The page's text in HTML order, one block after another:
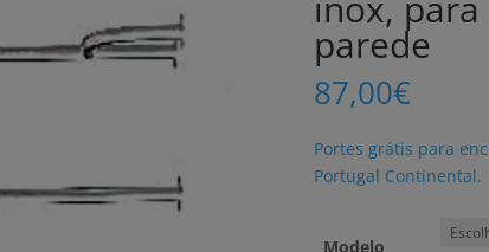
parede
87,00€
Portes grátis para
Portugal Continental.
Modelo